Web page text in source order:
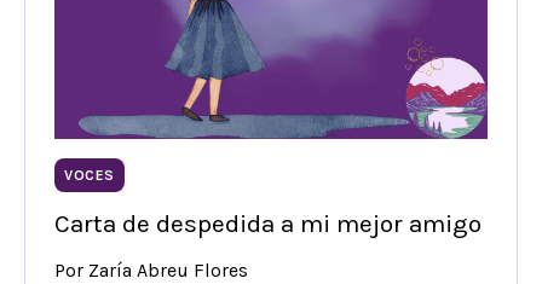
VOCES
Carta de despedida a mi mejor amigo
Por Zaría Abreu Flores